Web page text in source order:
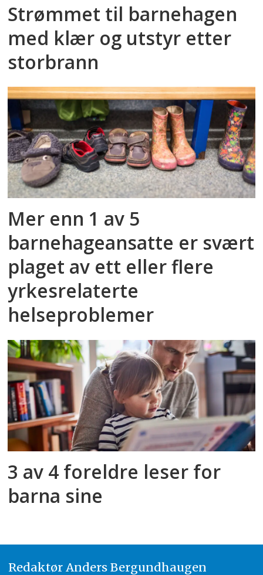
Strømmet til barnehagen
med klær og utstyr etter
storbrann
Mer enn 1 av 5
barnehageansatte er svært
plaget av ett eller flere
yrkesrelaterte
helseproblemer
3 av 4 foreldre leser for
barna sine
Redaktør Anders Bergundhaugen